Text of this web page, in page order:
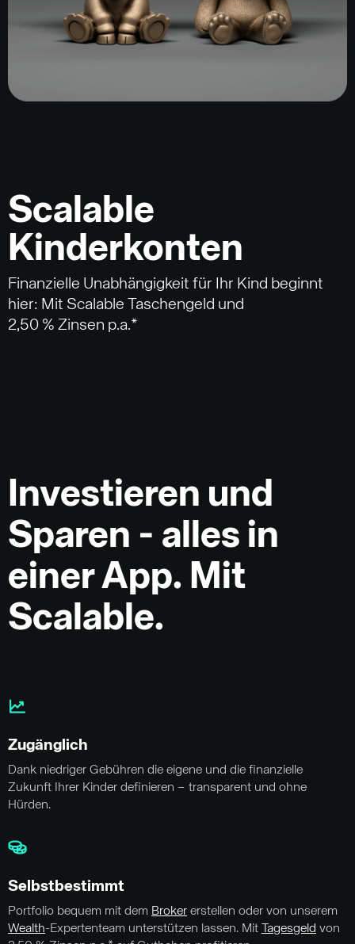
Scalable
Kinderkonten
Finanzielle Unabhängigkeit für Ihr Kind beginnt
hier: Mit Scalable Taschengeld und
2,50 % Zinsen p.a.*
Investieren und
Sparen - alles in
einer App. Mit
Scalable.
Zugänglich
Dank niedriger Gebühren die eigene und die finanzielle
Zukunft Ihrer Kinder definieren – transparent und ohne
Hürden.
Selbstbestimmt
Portfolio bequem mit dem Broker erstellen oder von unserem
Wealth-Expertenteam unterstützen lassen. Mit Tagesgeld von